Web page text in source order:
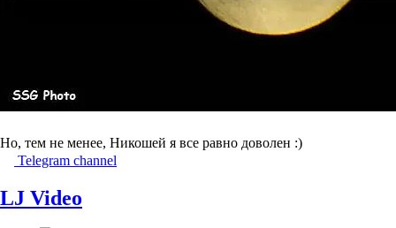
Но, тем не менее, Никошей я все равно доволен :)
Telegram channel
LJ Video